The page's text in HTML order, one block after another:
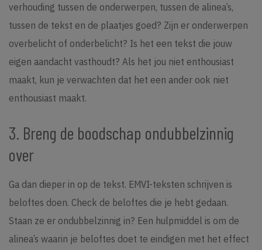
verhouding tussen de onderwerpen, tussen de alinea’s,
tussen de tekst en de plaatjes goed? Zijn er onderwerpen
overbelicht of onderbelicht? Is het een tekst die jouw
eigen aandacht vasthoudt? Als het jou niet enthousiast
maakt, kun je verwachten dat het een ander ook niet
enthousiast maakt.
3. Breng de boodschap ondubbelzinnig
over
Ga dan dieper in op de tekst. EMVI-teksten schrijven is
beloftes doen. Check de beloftes die je hebt gedaan.
Staan ze er ondubbelzinnig in? Een hulpmiddel is om de
alinea’s waarin je beloftes doet te eindigen met het effect